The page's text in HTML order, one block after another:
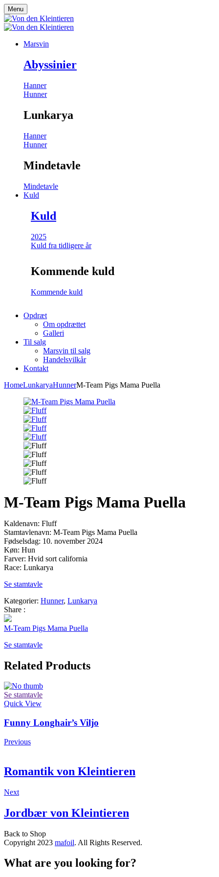
Menu
Marsvin
Abyssinier
Hanner
Hunner
Lunkarya
Hanner
Hunner
Mindetavle
Mindetavle
Kuld
Kuld
2025
Kuld fra tidligere år
Kommende kuld
Kommende kuld
Opdræt
Om opdrættet
Galleri
Til salg
Marsvin til salg
Handelsvilkår
Kontakt
HomeLunkaryaHunnerM-Team Pigs Mama Puella
M-Team Pigs Mama Puella
Kaldenavn: Fluff
Stamtavlenavn: M-Team Pigs Mama Puella
Fødselsdag: 10. november 2024
Køn: Hun
Farver: Hvid sort california
Race: Lunkarya
Se stamtavle
Kategorier: Hunner, Lunkarya
Share :
M-Team Pigs Mama Puella
Se stamtavle
Related Products
Se stamtavle
Quick View
Funny Longhair’s Viljo
Previous
Romantik von Kleintieren
Next
Jordbær von Kleintieren
Back to Shop
Copyright 2023 mafoil. All Rights Reserved.
What are you looking for?